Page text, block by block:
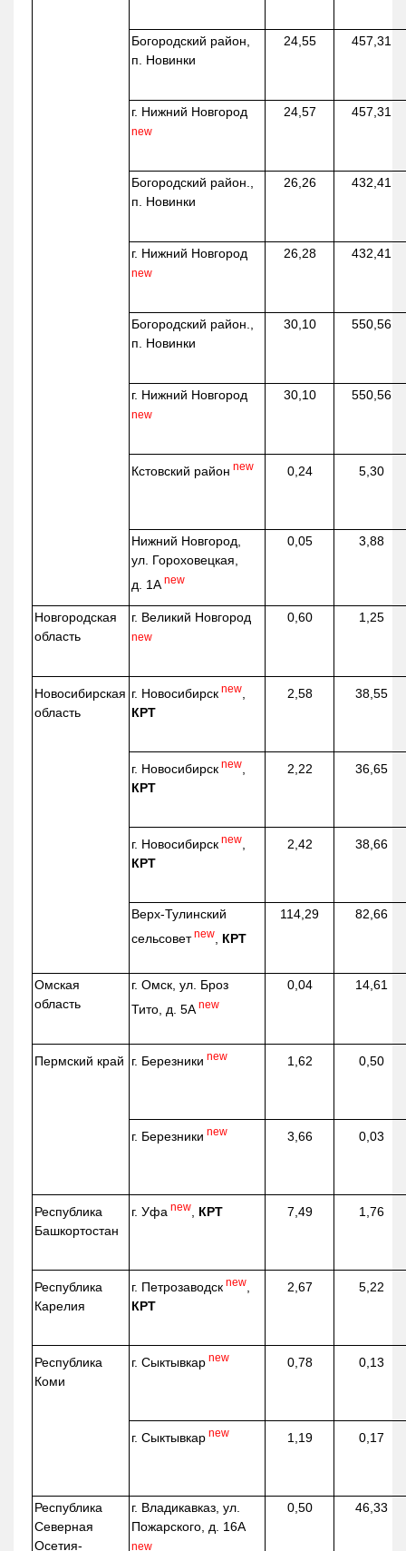
Богородский район,
п. Новинки
24,55 457,31
г. Нижний Новгород
new
24,57 457,31
Богородский район.,
п. Новинки
26,26 432,41
г. Нижний Новгород
new
26,28 432,41
Богородский район.,
п. Новинки
30,10 550,56
г. Нижний Новгород
new
30,10 550,56
Кстовский район new 0,24 5,30
Нижний Новгород,
ул. Гороховецкая,
д. 1А new
0,05 3,88
Новгородская
область
г. Великий Новгород
new
0,60 1,25
Новосибирская
область
г. Новосибирск new
КРТ
2,58 38,55
г. Новосибирск new
КРТ
2,22 36,65
г. Новосибирск new
КРТ
2,42 38,66
Верх-Тулинский
сельсовет new КРТ
114,29 82,66
Омская
область
г. Омск, ул. Броз
Тито, д. 5А new
0,04 14,61
Пермский край г. Березники new 1,62 0,50
г. Березники new 3,66 0,03
Республика
Башкортостан
г. Уфа new КРТ 7,49 1,76
Республика
Карелия
г. Петрозаводск new
КРТ
2,67 5,22
Республика
Коми
г. Сыктывкар new 0,78 0,13
г. Сыктывкар new 1,19 0,17
Республика
Северная
Осетия-
г. Владикавказ, ул.
Пожарского, д. 16А
new
0,50 46,33